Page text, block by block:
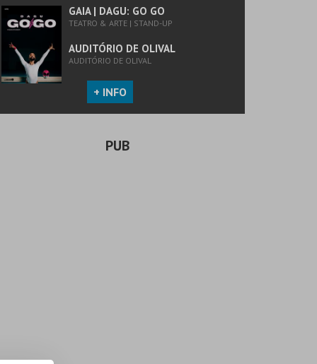
GAIA | DAGU: GO GO
TEATRO & ARTE | STAND-UP
AUDITÓRIO DE OLIVAL
AUDITÓRIO DE OLIVAL
+ INFO
PUB